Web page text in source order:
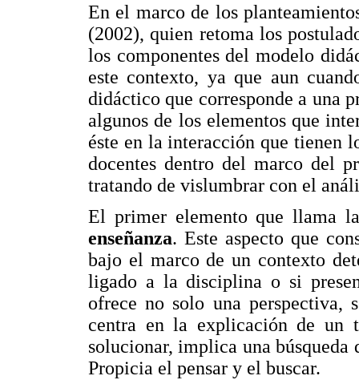
En el marco de los
(2002), quien retoma los
los componentes del modelo
este contexto, ya que aun
didáctico que corresponde a una
algunos de los elementos que
éste en la interacción que tienen
docentes dentro del marco del
tratando de vislumbrar con el
El primer elemento que llama
enseñanza. Este aspecto que
bajo el marco de un contexto
ligado a la disciplina o si
ofrece no solo una perspectiva,
centra en la explicación de un
solucionar, implica una búsqueda
Propicia el pensar y el buscar.